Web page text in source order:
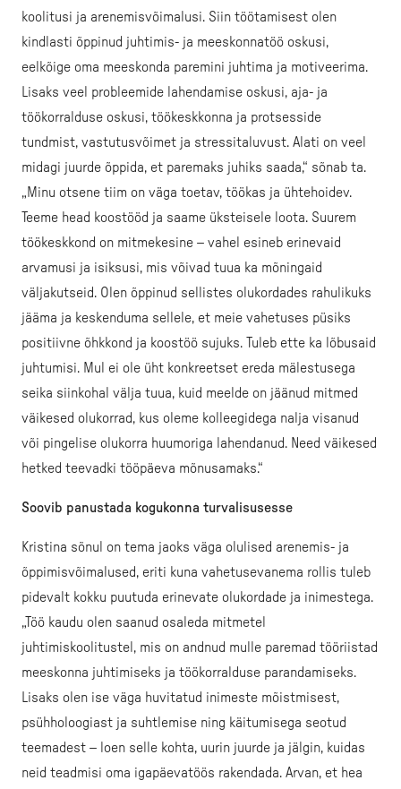
koolitusi ja arenemisvõimalusi. Siin töötamisest olen
kindlasti õppinud juhtimis- ja meeskonnatöö oskusi,
eelkõige oma meeskonda paremini juhtima ja motiveerima.
Lisaks veel probleemide lahendamise oskusi, aja- ja
töökorralduse oskusi, töökeskkonna ja protsesside
tundmist, vastutusvõimet ja stressitaluvust. Alati on veel
midagi juurde õppida, et paremaks juhiks saada,“ sõnab ta.
„Minu otsene tiim on väga toetav, töökas ja ühtehoidev.
Teeme head koostööd ja saame üksteisele loota. Suurem
töökeskkond on mitmekesine – vahel esineb erinevaid
arvamusi ja isiksusi, mis võivad tuua ka mõningaid
väljakutseid. Olen õppinud sellistes olukordades rahulikuks
jääma ja keskenduma sellele, et meie vahetuses püsiks
positiivne õhkkond ja koostöö sujuks. Tuleb ette ka lõbusaid
juhtumisi. Mul ei ole üht konkreetset ereda mälestusega
seika siinkohal välja tuua, kuid meelde on jäänud mitmed
väikesed olukorrad, kus oleme kolleegidega nalja visanud
või pingelise olukorra huumoriga lahendanud. Need väikesed
hetked teevadki tööpäeva mõnusamaks.“
Soovib panustada kogukonna turvalisusesse
Kristina sõnul on tema jaoks väga olulised arenemis- ja
õppimisvõimalused, eriti kuna vahetusevanema rollis tuleb
pidevalt kokku puutuda erinevate olukordade ja inimestega.
„Töö kaudu olen saanud osaleda mitmetel
juhtimiskoolitustel, mis on andnud mulle paremad tööriistad
meeskonna juhtimiseks ja töökorralduse parandamiseks.
Lisaks olen ise väga huvitatud inimeste mõistmisest,
psühholoogiast ja suhtlemise ning käitumisega seotud
teemadest – loen selle kohta, uurin juurde ja jälgin, kuidas
neid teadmisi oma igapäevatöös rakendada. Arvan, et hea